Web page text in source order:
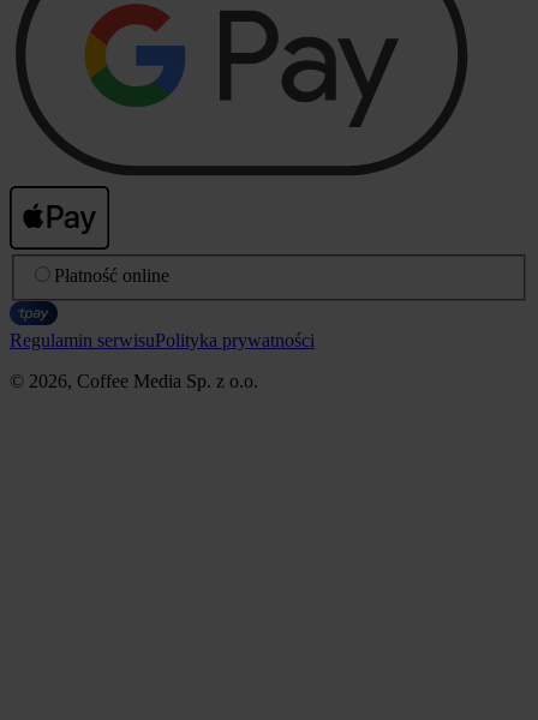
Płatność online
Regulamin serwisuPolityka prywatności
© 2026, Coffee Media Sp. z o.o.